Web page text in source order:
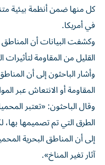
كل منها ضمن أنظمة بيئية
في أمريكا.
وكشفت البيانات أن
القليل من المقاومة لتأثيرات
وأشار الباحثون إلى أن
المقاومة أو الانتعاش عبر
وقال الباحثون: «تعتبر
الطرق التي تم تصميمها بها،
إلى أن المناطق البحرية
آثار تغير المناخ».